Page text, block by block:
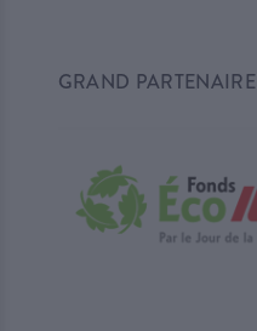
GRAND PARTENAIRE